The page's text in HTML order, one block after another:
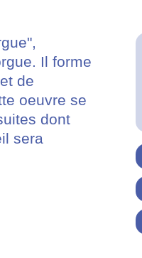
Il forme
de
oeuvre se
dont
sera